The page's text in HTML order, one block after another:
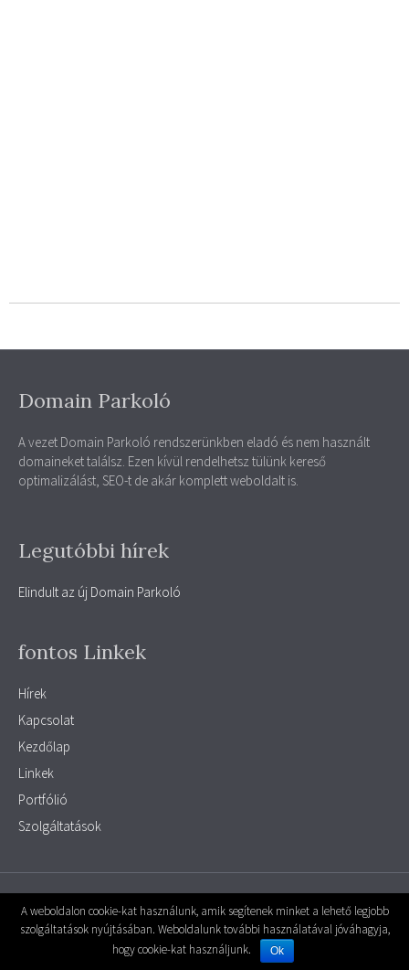
Domain Parkoló
A vezet Domain Parkoló rendszerünkben eladó és nem használt
domaineket találsz. Ezen kívül rendelhetsz tülünk kereső
optimalizálást, SEO-t de akár komplett weboldalt is.
Legutóbbi hírek
Elindult az új Domain Parkoló
fontos Linkek
Hírek
Kapcsolat
Kezdőlap
Linkek
Portfólió
Szolgáltatások
A Weboldal motorja, aMiniPortál Ingyenes weboldal készítő rendszer -
Powered byMiniPortál
A weboldalon cookie-kat használunk, amik segítenek minket a lehető legjobb
szolgáltatások nyújtásában. Weboldalunk további használatával jóváhagyja,
hogy cookie-kat használjunk.
Ok